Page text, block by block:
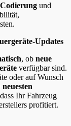
und
Updates
, ob neue
verfügbar sind.
oder auf Wunsch
neuesten
Ihr Fahrzeug
profitiert.